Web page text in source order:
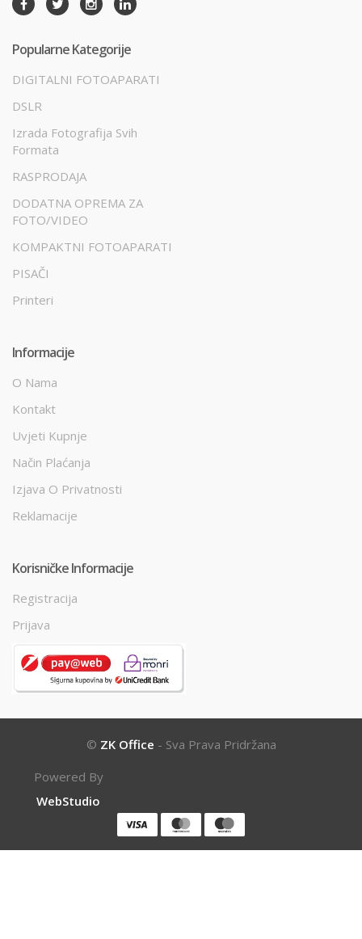
Popularne Kategorije
DIGITALNI FOTOAPARATI
DSLR
Izrada Fotografija Svih
Formata
RASPRODAJA
DODATNA OPREMA ZA
FOTO/VIDEO
KOMPAKTNI FOTOAPARATI
PISAČI
Printeri
Informacije
O Nama
Kontakt
Uvjeti Kupnje
Način Plaćanja
Izjava O Privatnosti
Reklamacije
Korisničke Informacije
Registracija
Prijava
© ZK Office - Sva Prava Pridržana
Powered By
WebStudio